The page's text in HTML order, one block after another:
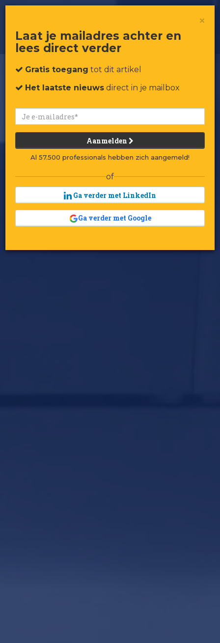
×
Laat je mailadres achter en
lees direct verder
Gratis toegang tot dit artikel
Het laatste nieuws direct in je mailbox
Aanmelden
Al 57.500 professionals hebben zich aangemeld!
of
Ga verder met LinkedIn
Ga verder met Google